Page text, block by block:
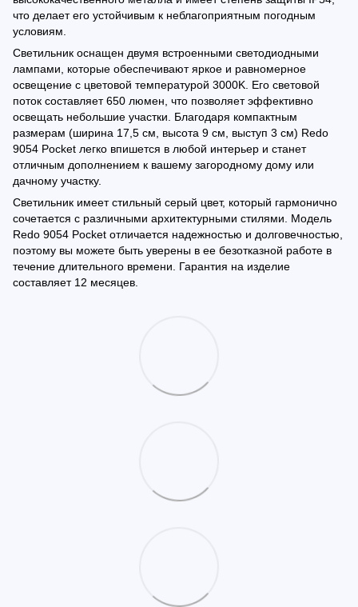
что делает его устойчивым к неблагоприятным погодным
условиям.
Светильник оснащен двумя встроенными светодиодными
лампами, которые обеспечивают яркое и равномерное
освещение с цветовой температурой 3000K. Его световой
поток составляет 650 люмен, что позволяет эффективно
освещать небольшие участки. Благодаря компактным
размерам (ширина 17,5 см, высота 9 см, выступ 3 см) Redo
9054 Pocket легко впишется в любой интерьер и станет
отличным дополнением к вашему загородному дому или
дачному участку.
Светильник имеет стильный серый цвет, который гармонично
сочетается с различными архитектурными стилями. Модель
Redo 9054 Pocket отличается надежностью и долговечностью,
поэтому вы можете быть уверены в ее безотказной работе в
течение длительного времени. Гарантия на изделие
составляет 12 месяцев.